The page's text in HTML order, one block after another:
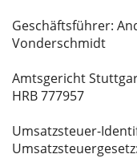
Geschäftsführer:
Vonderschmidt
Amtsgericht
HRB 777957
Umsatzsteuer-